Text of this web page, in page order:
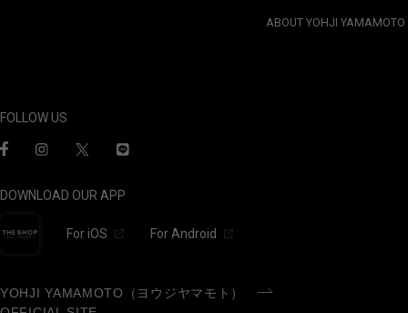
ABOUT YOHJI YAMAMOTO
FOLLOW US
DOWNLOAD OUR APP
For iOS For Android
YOHJI YAMAMOTO（ヨウジヤマモト）